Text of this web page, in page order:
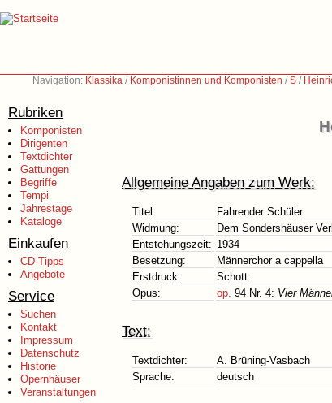
Navigation: Klassika / Komponistinnen und Komponisten /S /
Rubriken
Komponisten
Dirigenten
Textdichter
Gattungen
Begriffe
Tempi
Jahrestage
Kataloge
Einkaufen
CD-Tipps
Angebote
Service
Suchen
Kontakt
Impressum
Datenschutz
Historie
Opernhäuser
Veranstaltungen
Allgemeine Angaben zum Werk:
Titel:
Fahrender Schüler
Widmung:
Dem Sondershäuser
Entstehungszeit: 1934
Besetzung:
Männerchor a cappella
Erstdruck:
Schott
Opus:
op. 94 Nr. 4: Vier
Text:
Textdichter:
A. Brüning-Vasbach
Sprache:
deutsch